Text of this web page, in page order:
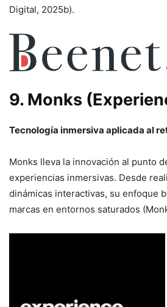
Digital, 2025b).
9. Monks
Tecnología inmersiva aplicada al
Monks lleva la innovación al punto
experiencias inmersivas. Desde
dinámicas interactivas, su enfoque
marcas en entornos saturados